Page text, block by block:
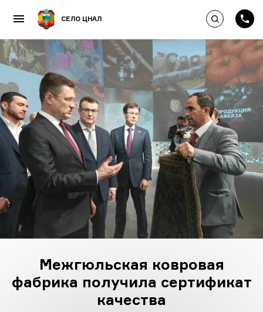
Пропустить и перейти к
СЕЛО ЦНАЛ Выполнить
Межгюльская ковровая
фабрика получила сертификат
качества